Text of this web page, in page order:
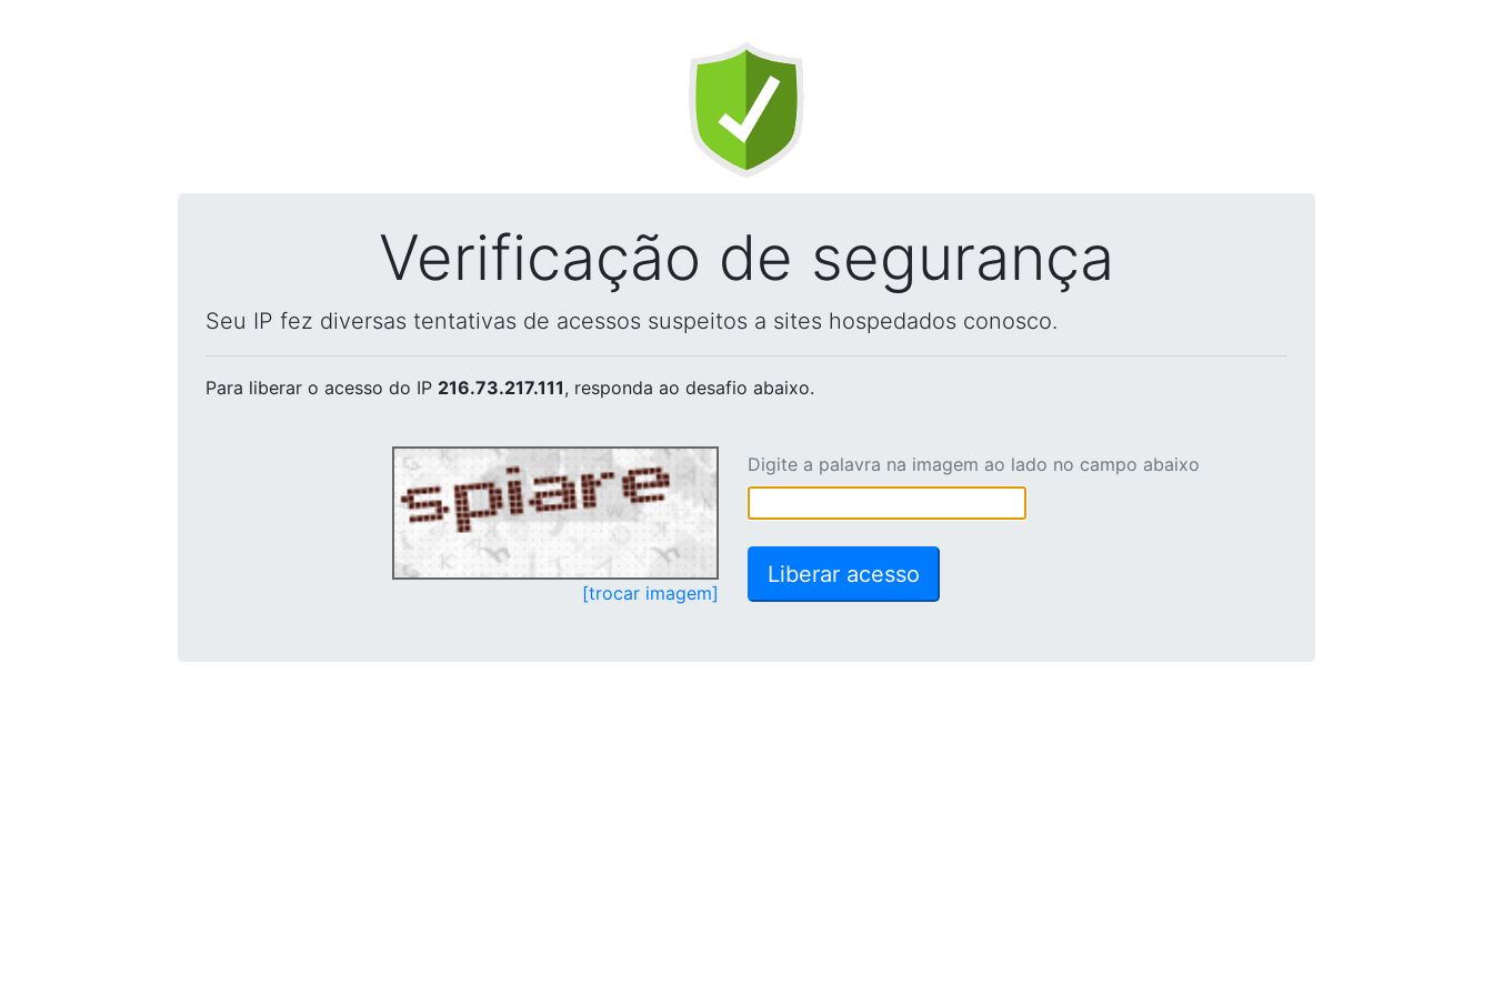
Verificação de segurança
Seu IP fez diversas tentativas de acessos suspeitos a sites hospedados conosco.
Para liberar o acesso do IP 216.73.217.111, responda ao desafio abaixo.
[trocar imagem]
Digite a palavra na imagem ao lado no campo abaixo